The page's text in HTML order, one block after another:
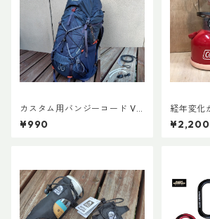
カスタム用バンジーコード Ve
r.3
¥990
経年変化
ルマン・
ザーカバ
¥2,200